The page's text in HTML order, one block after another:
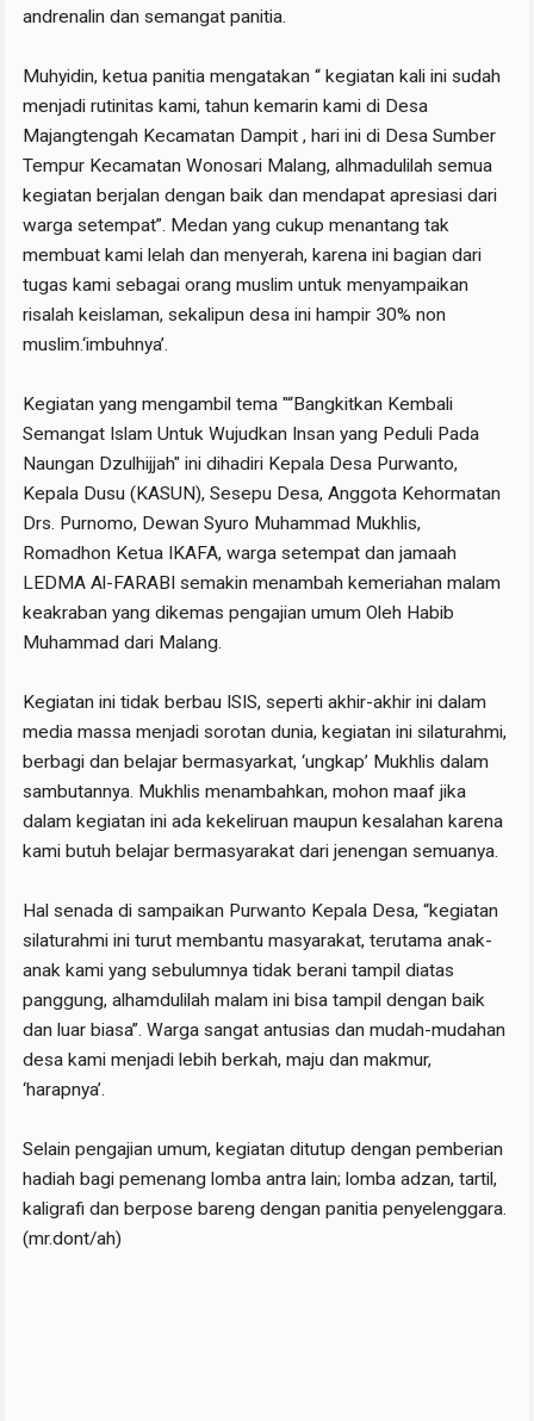
andrenalin dan semangat panitia.
Muhyidin, ketua panitia mengatakan “ kegiatan kali ini sudah
menjadi rutinitas kami, tahun kemarin kami di Desa
Majangtengah Kecamatan Dampit , hari ini di Desa Sumber
Tempur Kecamatan Wonosari Malang, alhmadulilah semua
kegiatan berjalan dengan baik dan mendapat apresiasi dari
warga setempat”. Medan yang cukup menantang tak
membuat kami lelah dan menyerah, karena ini bagian dari
tugas kami sebagai orang muslim untuk menyampaikan
risalah keislaman, sekalipun desa ini hampir 30% non
muslim.‘imbuhnya’.
Kegiatan yang mengambil tema "“Bangkitkan Kembali
Semangat Islam Untuk Wujudkan Insan yang Peduli Pada
Naungan Dzulhijjah" ini dihadiri Kepala Desa Purwanto,
Kepala Dusu (KASUN), Sesepu Desa, Anggota Kehormatan
Drs. Purnomo, Dewan Syuro Muhammad Mukhlis,
Romadhon Ketua IKAFA, warga setempat dan jamaah
LEDMA Al-FARABI semakin menambah kemeriahan malam
keakraban yang dikemas pengajian umum Oleh Habib
Muhammad dari Malang.
Kegiatan ini tidak berbau ISIS, seperti akhir-akhir ini dalam
media massa menjadi sorotan dunia, kegiatan ini silaturahmi,
berbagi dan belajar bermasyarkat, ‘ungkap’ Mukhlis dalam
sambutannya. Mukhlis menambahkan, mohon maaf jika
dalam kegiatan ini ada kekeliruan maupun kesalahan karena
kami butuh belajar bermasyarakat dari jenengan semuanya.
Hal senada di sampaikan Purwanto Kepala Desa, “kegiatan
silaturahmi ini turut membantu masyarakat, terutama anak-
anak kami yang sebulumnya tidak berani tampil diatas
panggung, alhamdulilah malam ini bisa tampil dengan baik
dan luar biasa”. Warga sangat antusias dan mudah-mudahan
desa kami menjadi lebih berkah, maju dan makmur,
‘harapnya’.
Selain pengajian umum, kegiatan ditutup dengan pemberian
hadiah bagi pemenang lomba antra lain; lomba adzan, tartil,
kaligrafi dan berpose bareng dengan panitia penyelenggara.
(mr.dont/ah)